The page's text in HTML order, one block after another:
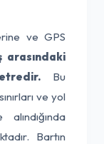
ve GPS
arasındaki
Bu
ve yol
Bartın